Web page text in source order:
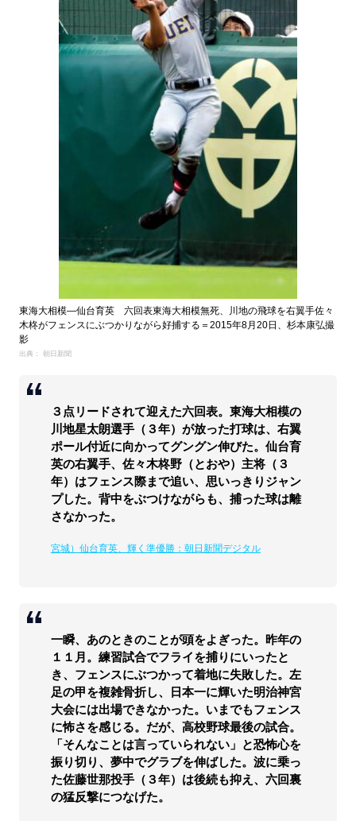
東海大相模―仙台育英 六回表東海大相模無死、川地の飛球を右翼手佐々
木柊がフェンスにぶつかりながら好捕する＝2015年8月20日、杉本康弘撮
影
出典： 朝日新聞
３点リードされて迎えた六回表。東海大相模の
川地星太朗選手（３年）が放った打球は、右翼
ポール付近に向かってグングン伸びた。仙台育
英の右翼手、佐々木柊野（とおや）主将（３
年）はフェンス際まで追い、思いっきりジャン
プした。背中をぶつけながらも、捕った球は離
さなかった。
宮城）仙台育英、輝く準優勝：朝日新聞デジタル
一瞬、あのときのことが頭をよぎった。昨年の
１１月。練習試合でフライを捕りにいったと
き、フェンスにぶつかって着地に失敗した。左
足の甲を複雑骨折し、日本一に輝いた明治神宮
大会には出場できなかった。いまでもフェンス
に怖さを感じる。だが、高校野球最後の試合。
「そんなことは言っていられない」と恐怖心を
振り切り、夢中でグラブを伸ばした。波に乗っ
た佐藤世那投手（３年）は後続も抑え、六回裏
の猛反撃につなげた。